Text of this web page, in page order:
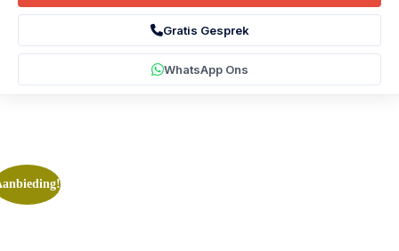
Gratis Gesprek
WhatsApp Ons